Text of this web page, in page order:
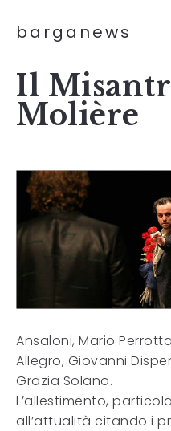
barganews
Il
Molière
Ansaloni, Mario
Allegro, Giovanni
Grazia Solano.
L’allestimento,
all’attualità citando i